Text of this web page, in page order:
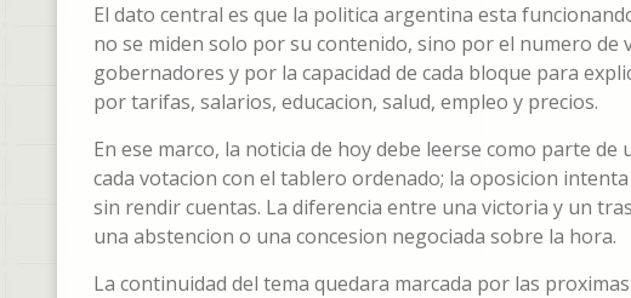
El dato central es que la politica argentina esta
no se miden solo por su contenido, sino por el numero
gobernadores y por la capacidad de cada bloque para
por tarifas, salarios, educacion, salud, empleo y precios.
En ese marco, la noticia de hoy debe leerse como parte
cada votacion con el tablero ordenado; la oposicion
sin rendir cuentas. La diferencia entre una victoria y un
una abstencion o una concesion negociada sobre la hora.
La continuidad del tema quedara marcada por las